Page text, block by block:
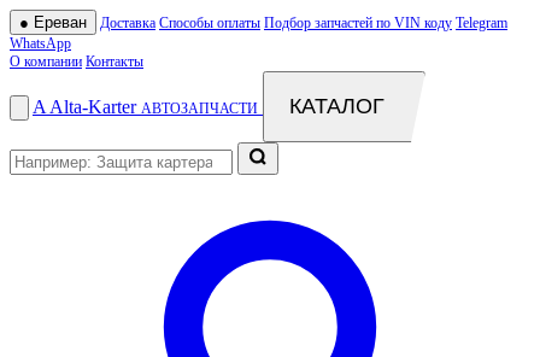
● Ереван Доставка Способы оплаты Подбор запчастей по VIN коду Telegram
WhatsApp
О компании Контакты
A Alta-Karter АВТОЗАПЧАСТИ КАТАЛОГ